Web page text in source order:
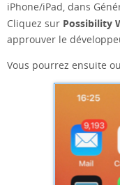
iPhone/iPad, dans
Cliquez sur Possibility
approuver le
Vous pourrez ensuite